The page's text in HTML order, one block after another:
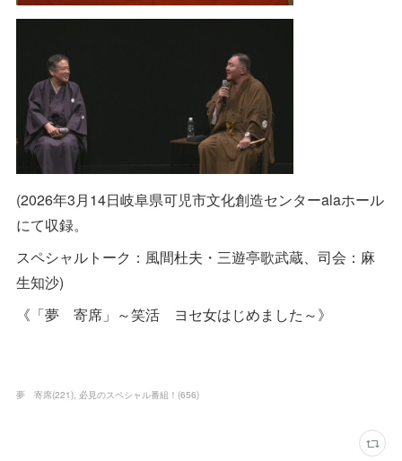
(2026年3月14日岐阜県可児市文化創造センターalaホール
にて収録。
スペシャルトーク：風間杜夫・三遊亭歌武蔵、司会：麻
生知沙)
《「夢 寄席」～笑活 ヨセ女はじめました～》
夢 寄席(221) 必見のスペシャル番組！ (656)